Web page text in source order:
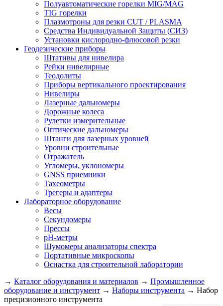
Полуавтоматические горелки MIG/MAG
TIG горелки
Плазмотроны для резки CUT / PLASMA
Средства Индивидуальной Защиты (СИЗ)
Установки кислородно-флюсовой резки
Геодезические приборы
Штативы для нивелира
Рейки нивелирные
Теодолиты
Приборы вертикального проектирования
Нивелиры
Лазерные дальномеры
Дорожные колеса
Рулетки измерительные
Оптические дальномеры
Штанги для лазерных уровней
Уровни строительные
Отражатель
Угломеры, уклономеры
GNSS приемники
Тахеометры
Трегеры и адаптеры
Лабораторное оборудование
Весы
Секундомеры
Прессы
pH-метры
Шумомеры анализаторы спектра
Портативные микроскопы
Оснастка для строительной лаборатории
→ Каталог оборудования и материалов → Промышленное
оборудование и инструмент → Наборы инструмента → Набор
прецизионного инструмента